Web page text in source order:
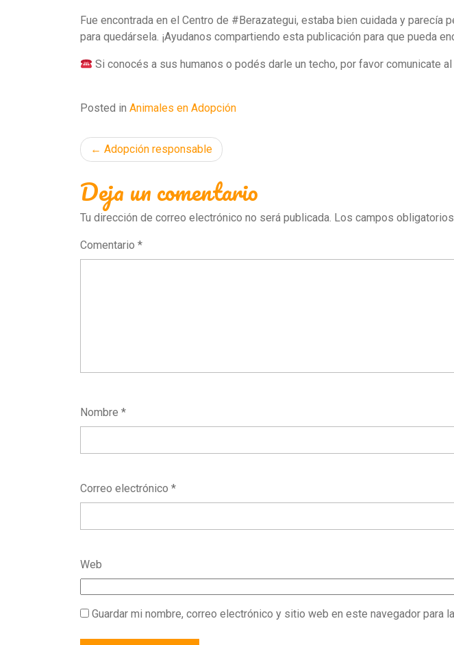
Fue encontrada en el Centro de #Berazategui, estaba bien cuidada y
para quedársela. ¡Ayudanos compartiendo esta publicación para que pueda
Si conocés a sus humanos o podés darle un techo, por favor comunicate
Posted in Animales en Adopción
Navegación
de
entradas
Adopción responsable
Deja un comentario
Tu dirección de correo electrónico no será publicada. Los campos
Comentario *
Nombre *
Correo electrónico *
Web
Guardar mi nombre, correo electrónico y sitio web en este navegador para